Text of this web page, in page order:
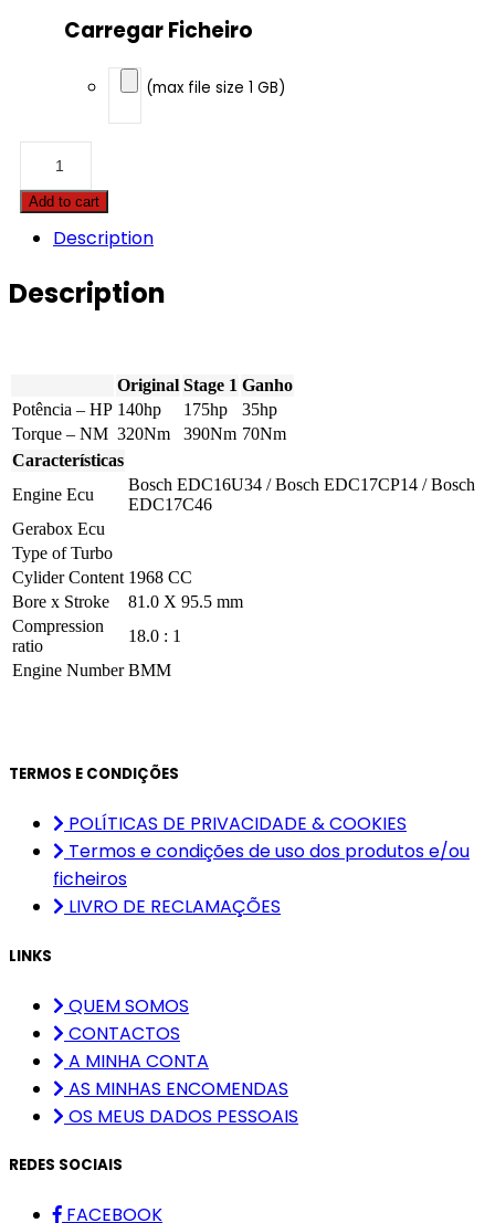
Carregar Ficheiro
(max file size 1 GB)
A3
-
140hp
quantity
Add to cart
Description
Description
Original Stage 1 Ganho
Potência – HP 140hp 175hp
35hp
Torque – NM 320Nm 390Nm 70Nm
Características
Engine Ecu
Bosch EDC16U34 / Bosch EDC17CP14 / Bosch
EDC17C46
Gerabox Ecu
Type of Turbo
Cylider Content 1968 CC
Bore x Stroke
81.0 X 95.5 mm
Compression
ratio
18.0 : 1
Engine Number BMM
TERMOS E CONDIÇÕES
POLÍTICAS DE PRIVACIDADE & COOKIES
Termos e condições de uso dos produtos e/ou
ficheiros
LIVRO DE RECLAMAÇÕES
LINKS
QUEM SOMOS
CONTACTOS
A MINHA CONTA
AS MINHAS ENCOMENDAS
OS MEUS DADOS PESSOAIS
REDES SOCIAIS
FACEBOOK